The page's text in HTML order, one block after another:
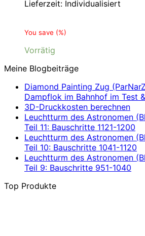
Lieferzeit: Individualisiert
You save (%)
Vorrätig
Meine Blogbeiträge
Diamond Painting Zug
Dampflok im Bahnhof im Test
3D-Druckkosten berechnen
Leuchtturm des Astronomen
Teil 11: Bauschritte 1121-1200
Leuchtturm des Astronomen
Teil 10: Bauschritte 1041-1120
Leuchtturm des Astronomen
Teil 9: Bauschritte 951-1040
Top Produkte